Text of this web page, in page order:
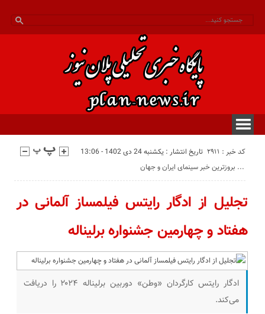
کد خبر : 2911
تاریخ انتشار : یکشنبه 24 دی 1402 - 13:06
بروزترین خبر سینمای ایران و جهان ...
تجلیل از ادگار رایتس فیلمساز آلمانی در
هفتاد و چهارمین جشنواره برلیناله
ادگار رایتس کارگردان «وطن» دوربین برلیناله ۲۰۲۴ را دریافت
می‌کند.